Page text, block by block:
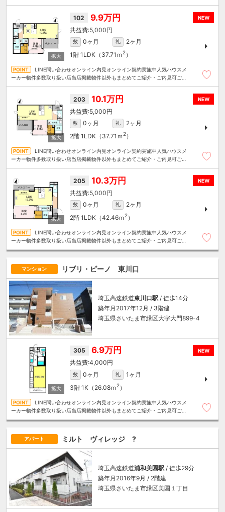
NEW
102 9.9万円
5,000円
敷 0ヶ月 礼
2ヶ月
1階 1LDK（37.71ｍ 2）
LINE問い合わせオンライン内見オンライン契約実施中人気ハウスメ
ーカー物件多数取り扱い店当店掲載物件以外もまとめてご紹介・ご内見可ご予
NEW
203 10.1万円
5,000円
敷 0ヶ月 礼
2ヶ月
2階 1LDK（37.71ｍ 2）
LINE問い合わせオンライン内見オンライン契約実施中人気ハウスメ
ーカー物件多数取り扱い店当店掲載物件以外もまとめてご紹介・ご内見可ご予
NEW
205 10.3万円
5,000円
敷 0ヶ月 礼
2ヶ月
2階 1LDK（42.46ｍ 2）
LINE問い合わせオンライン内見オンライン契約実施中人気ハウスメ
ーカー物件多数取り扱い店当店掲載物件以外もまとめてご紹介・ご内見可ご予
マンション リブリ・ピーノ 東川口
埼玉高速鉄道東川口駅 / 徒歩14分
築年月2017年12月 / 3階建
埼玉県さいたま市緑区大字大門899-4
NEW
305 6.9万円
4,000円
敷 0ヶ月 礼
1ヶ月
3階 1K（26.08ｍ 2）
LINE問い合わせオンライン内見オンライン契約実施中人気ハウスメ
ーカー物件多数取り扱い店当店掲載物件以外もまとめてご紹介・ご内見可ご予
アパート ミルト ヴィレッジ ?
埼玉高速鉄道浦和美園駅 / 徒歩29分
築年月2016年9月 / 2階建
埼玉県さいたま市緑区美園１丁目